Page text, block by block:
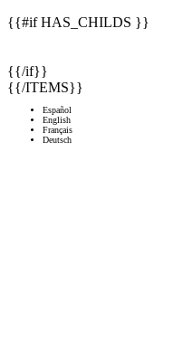
{{#if HAS_CHILDS }}
{{/if}}
{{/ITEMS}}
Español
English
Français
Deutsch